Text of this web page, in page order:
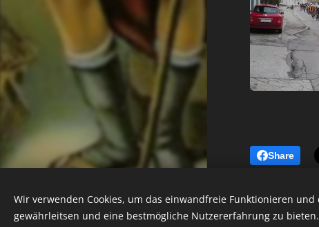
Share
Notruf 122
Wir verwenden Cookies, um das einwandfreie Funktionieren
gewährleitsen und eine bestmögliche Nutzererfahrung zu bieten.